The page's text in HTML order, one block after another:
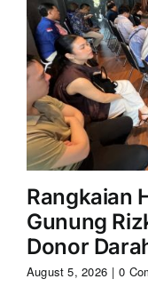
Rangkaian
Gunung
Donor
August 5, 2026 | 0